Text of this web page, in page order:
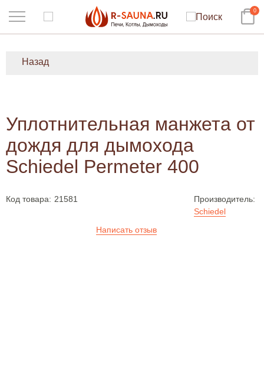
0
Назад
Уплотнительная манжета от
дождя для дымохода
Schiedel Permeter 400
Код товара: 21581
Производитель:
Schiedel
Написать отзыв